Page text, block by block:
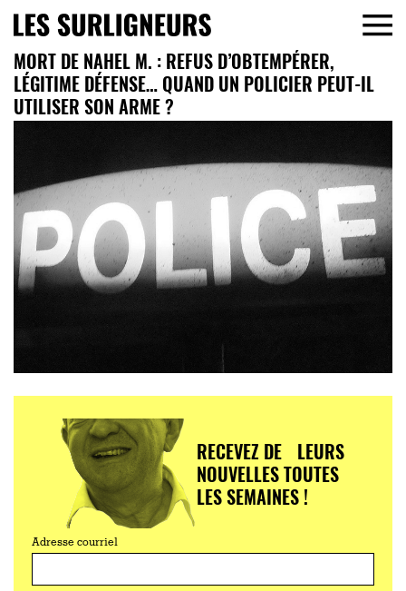
MORT DE NAHEL M. : REFUS D’OBTEMPÉRER,
LÉGITIME DÉFENSE… QUAND UN POLICIER PEUT-IL
UTILISER SON ARME ?
RECEVEZ DE LEURS
NOUVELLES TOUTES
LES SEMAINES !
Adresse courriel